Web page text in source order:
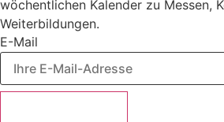
wöchentlichen Kalender zu Messen,
Weiterbildungen.
E-Mail